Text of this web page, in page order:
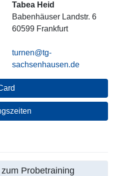
Tabea Heid
Babenhäuser Landstr. 6
60599 Frankfurt
turnen@tg-
sachsenhausen.de
Probetraining